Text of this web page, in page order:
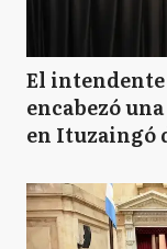
El
encabezó
en Ituzaingó